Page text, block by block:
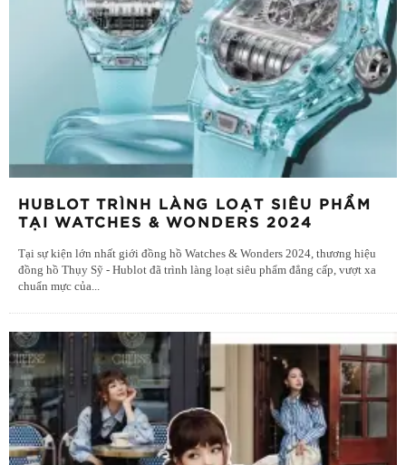
HUBLOT TRÌNH LÀNG LOẠT SIÊU PHẨM
TẠI WATCHES & WONDERS 2024
Tại sự kiện lớn nhất giới đồng hồ Watches & Wonders 2024, thương hiệu
đồng hồ Thụy Sỹ - Hublot đã trình làng loạt siêu phẩm đẳng cấp, vượt xa
chuẩn mực của